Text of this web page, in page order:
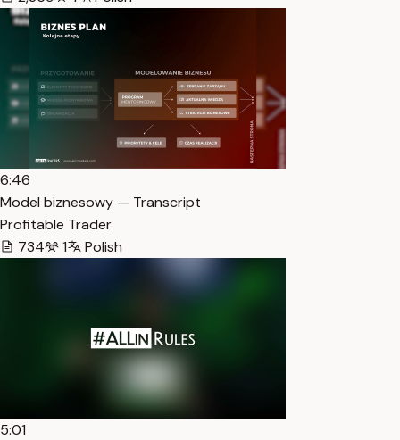
6:46
Model biznesowy — Transcript
Profitable Trader
734
1 Polish
5:01